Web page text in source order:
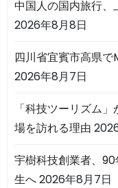
中国人の国内旅行
2026年8月8日
四川省宜賓市高県
2026年8月7日
「科技ツーリズム
場を訪れる理由
宇樹科技創業者、
生へ2026年8月7日